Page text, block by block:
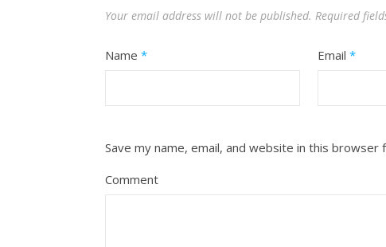
Your email address will not be published. Required
Name * Email *
Save my name, email, and website in this
Comment